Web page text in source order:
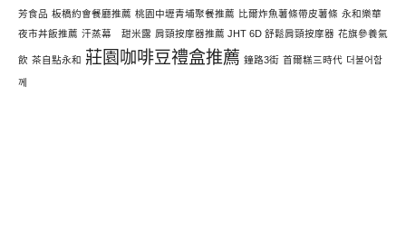
芳食品 板橋約會餐廳推薦 桃園中壢青埔聚餐推薦 比爾炸魚薯條帶皮薯條 永和樂華
夜市丼飯推薦 汗蒸幕 甜米露 肩頸按摩器推薦 JHT 6D 舒鬆肩頸按摩器 花旗參養氣
飲 茶自點永和 莊園咖啡豆禮盒推薦 鐘路3街 首爾糕三時代 더불어함
께